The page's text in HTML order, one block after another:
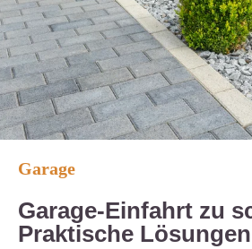
Garage
Garage-Einfahrt zu
Praktische